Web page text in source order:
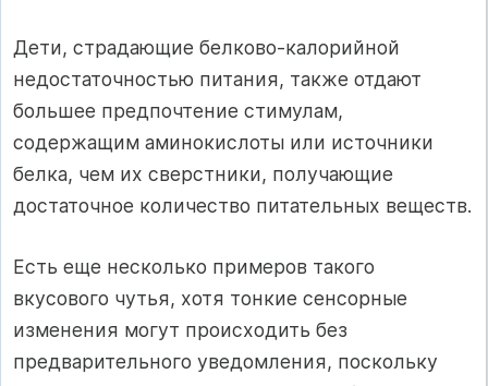
Дети, страдающие белково-калорийной
недостаточностью питания, также отдают
большее предпочтение стимулам,
содержащим аминокислоты или источники
белка, чем их сверстники, получающие
достаточное количество питательных веществ.
Есть еще несколько примеров такого
вкусового чутья, хотя тонкие сенсорные
изменения могут происходить без
предварительного уведомления, поскольку